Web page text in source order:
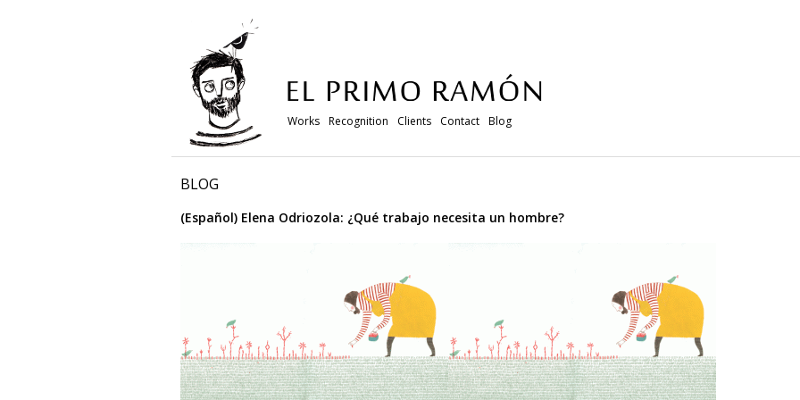
Works Recognition Clients Contact Blog
BLOG
(Español) Elena Odriozola: ¿Qué trabajo necesita un hombre?